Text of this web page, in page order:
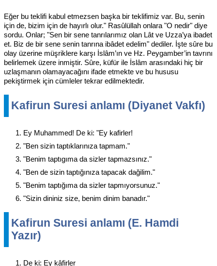
Eğer bu teklifi kabul etmezsen başka bir teklifimiz var. Bu, senin
için de, bizim için de hayırlı olur." Rasûlüllah onlara "O nedir" diye
sordu. Onlar; "Sen bir sene tanrılarımız olan Lât ve Uzza’ya ibadet
et. Biz de bir sene senin tanrına ibâdet edelim" dediler. İşte sûre bu
olay üzerine müşriklere karşı İslâm’ın ve Hz. Peygamber’in tavrını
belirlemek üzere inmiştir. Sûre, küfür ile İslâm arasındaki hiç bir
uzlaşmanın olamayacağını ifade etmekte ve bu hususu
pekiştirmek için cümleler tekrar edilmektedir.
Kafirun Suresi anlamı (Diyanet Vakfı)
Ey Muhammed! De ki: "Ey kafirler!
"Ben sizin taptıklarınıza tapmam."
"Benim taptıgıma da sizler tapmazsınız."
"Ben de sizin taptığınıza tapacak dağilim."
"Benim taptığıma da sizler tapmıyorsunuz."
"Sizin dininiz size, benim dinim banadır."
Kafirun Suresi anlamı (E. Hamdi
Yazır)
De ki: Ey kâfirler